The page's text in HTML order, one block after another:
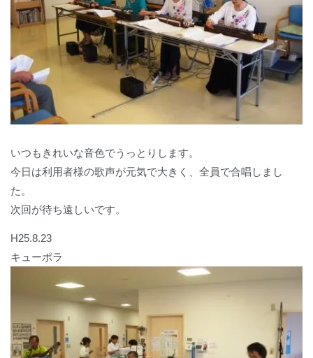
いつもきれいな音色でうっとりします。
今日は利用者様の歌声が元気で大きく、全員で合唱しまし
た。
次回が待ち遠しいです。
H25.8.23
キューポラ